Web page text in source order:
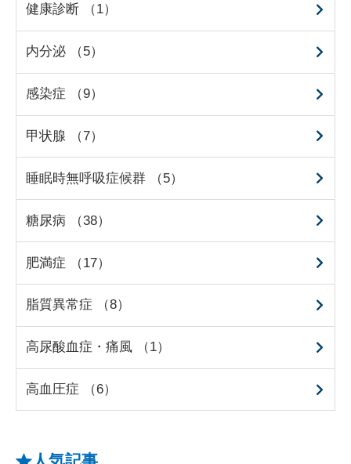
健康診断 （1）
内分泌 （5）
感染症 （9）
甲状腺 （7）
睡眠時無呼吸症候群 （5）
糖尿病 （38）
肥満症 （17）
脂質異常症 （8）
高尿酸血症・痛風 （1）
高血圧症 （6）